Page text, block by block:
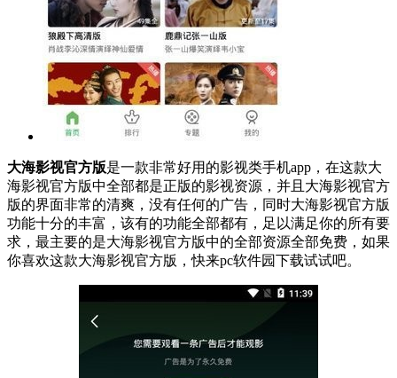
大海影视官方版是一款非常好用的影视类手机app，在这款大
海影视官方版中全部都是正版的影视资源，并且大海影视官方
版的界面非常的清爽，没有任何的广告，同时大海影视官方版
功能十分的丰富，该有的功能全部都有，足以满足你的所有要
求，最主要的是大海影视官方版中的全部资源全部免费，如果
你喜欢这款大海影视官方版，快来pc软件园下载试试吧。